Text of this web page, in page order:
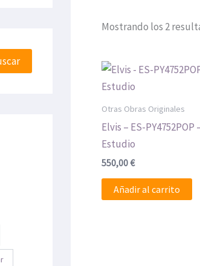
Mostrando los 2
Otras Obras Originales
Elvis – ES-PY4752POP
Estudio
550,00€
Añadir al carrito